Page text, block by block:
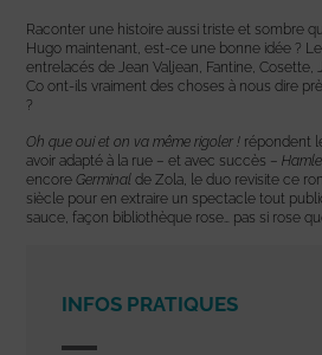
Raconter une histoire aussi triste et sombre
Hugo maintenant, est-ce une bonne idée ?
entrelacés de Jean Valjean, Fantine, Cosette,
Co ont-ils vraiment des choses à nous dire
?
Oh que oui et on va même rigoler ! répondent
avoir adapté à la rue – et avec succès –
encoreGerminal de Zola, le duo revisite ce
siècle pour en extraire un spectacle tout
sauce, façon bibliothèque rose… pas si rose
INFOS PRATIQUES